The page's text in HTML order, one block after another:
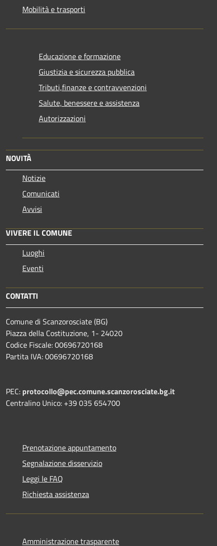
Mobilità e trasporti
Educazione e formazione
Giustizia e sicurezza pubblica
Tributi,finanze e contravvenzioni
Salute, benessere e assistenza
Autorizzazioni
NOVITÀ
Notizie
Comunicati
Avvisi
VIVERE IL COMUNE
Luoghi
Eventi
CONTATTI
Comune di Scanzorosciate (BG)
Piazza della Costituzione, 1- 24020
Codice Fiscale: 00696720168
Partita IVA: 00696720168
PEC: protocollo@pec.comune.scanzorosciate.bg.it
Centralino Unico: +39 035 654700
Prenotazione appuntamento
Segnalazione disservizio
Leggi le FAQ
Richiesta assistenza
Amministrazione trasparente